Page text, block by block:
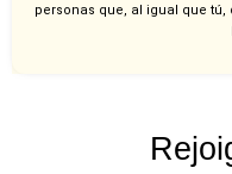
personas que, al igual que